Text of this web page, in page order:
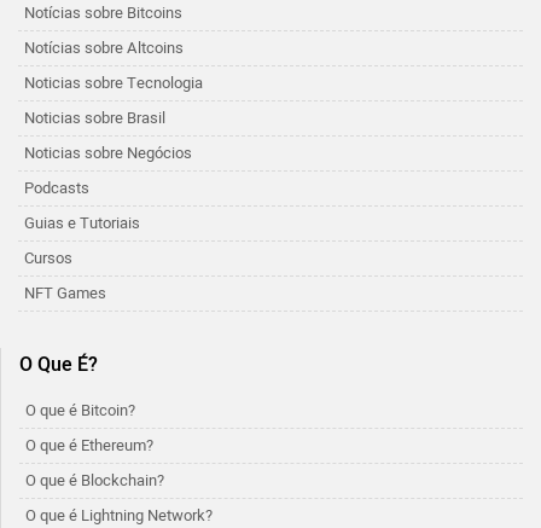
Notícias sobre Bitcoins
Notícias sobre Altcoins
Noticias sobre Tecnologia
Noticias sobre Brasil
Noticias sobre Negócios
Podcasts
Guias e Tutoriais
Cursos
NFT Games
O Que É?
O que é Bitcoin?
O que é Ethereum?
O que é Blockchain?
O que é Lightning Network?